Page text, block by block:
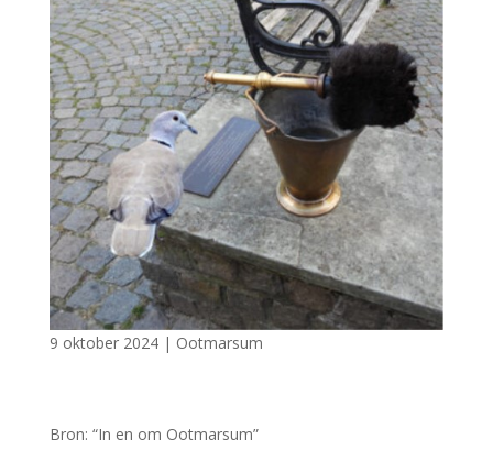
9 oktober 2024| Ootmarsum
Bron: “In en om Ootmarsum”